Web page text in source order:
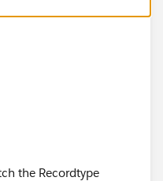
the Recordtype